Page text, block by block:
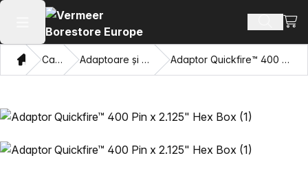
Deschide meniul principal Căutați
Domiciliu
Catalog Adaptoare și ochi care trag Adaptor Quickfire™ 400 Pin x 2.125" Hex Box